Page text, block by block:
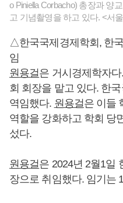
o Piniella Corbacho) 총장과 양
고 기념촬영을 하고 있다. <서
△한국국제경제학회, 한
임
원용걸은 거시경제학자
회 회장을 맡고 있다. 한
역임했다. 원용걸은 이들
역할을 강화하고 학회 당
섰다.
원용걸은 2024년 2월1일
장으로 취임했다. 임기는